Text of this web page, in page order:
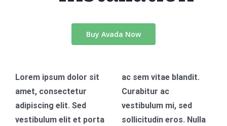
Buy Avada Now
Lorem ipsum dolor sit
amet, consectetur
adipiscing elit. Sed
vestibulum elit et porta
ac sem vitae blandit.
Curabitur ac
vestibulum mi, sed
sollicitudin eros. Nulla